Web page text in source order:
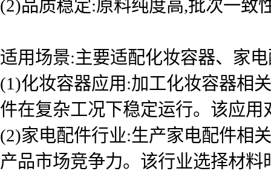
(2)品质稳定:原料纯度高,批次一致
适用场景:主要适配化妆容器、家
(1)化妆容器应用:加工化妆容器相
件在复杂工况下稳定运行。该应
(2)家电配件行业:生产家电配件相
产品市场竞争力。该行业选择材